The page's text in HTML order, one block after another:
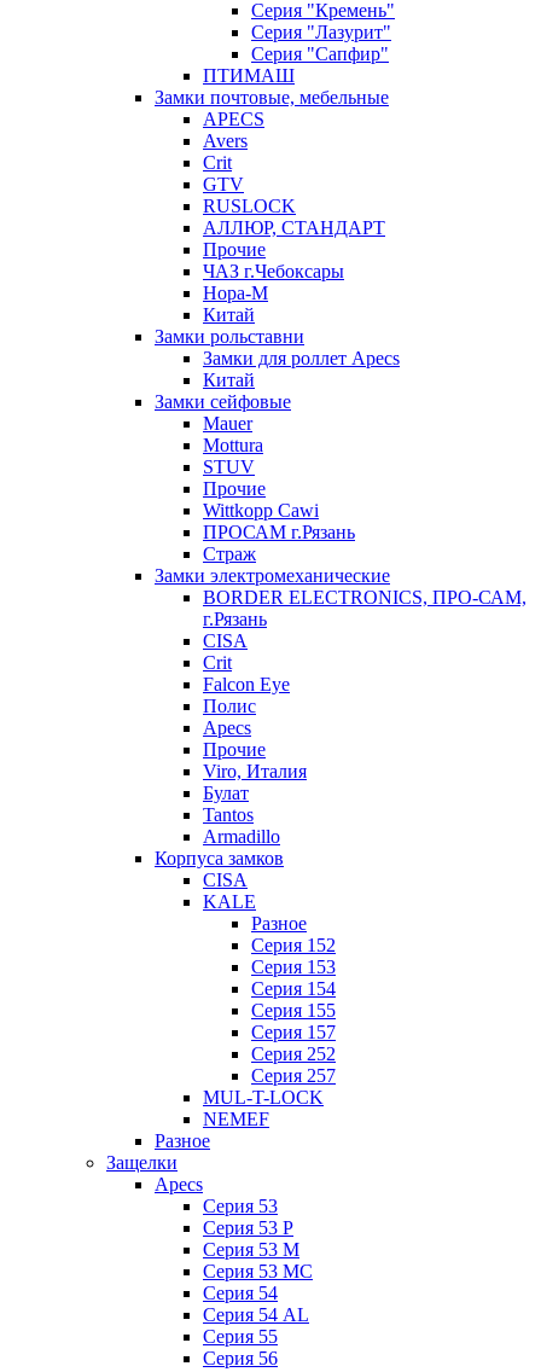
Серия "Кремень"
Серия "Лазурит"
Серия "Сапфир"
ПТИМАШ
Замки почтовые, мебельные
APECS
Avers
Crit
GTV
RUSLOCK
АЛЛЮР, СТАНДАРТ
Прочие
ЧАЗ г.Чебоксары
Нора-М
Китай
Замки рольставни
Замки для роллет Apecs
Китай
Замки сейфовые
Mauer
Mottura
STUV
Прочие
Wittkopp Cawi
ПРОСАМ г.Рязань
Страж
Замки электромеханические
BORDER ELECTRONICS, ПРО-САМ,
г.Рязань
CISA
Crit
Falcon Eye
Полис
Apecs
Прочие
Viro, Италия
Булат
Tantos
Armadillo
Корпуса замков
CISA
KALE
Разное
Серия 152
Серия 153
Серия 154
Серия 155
Серия 157
Серия 252
Серия 257
MUL-T-LOCK
NEMEF
Разное
Защелки
Apecs
Серия 53
Серия 53 P
Серия 53 М
Серия 53 МC
Серия 54
Серия 54 AL
Серия 55
Серия 56